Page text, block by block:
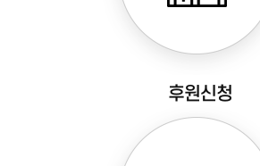
후원신청